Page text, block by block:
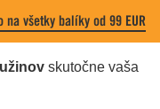
na všetky balíky od 99 EUR
skutočne vaša